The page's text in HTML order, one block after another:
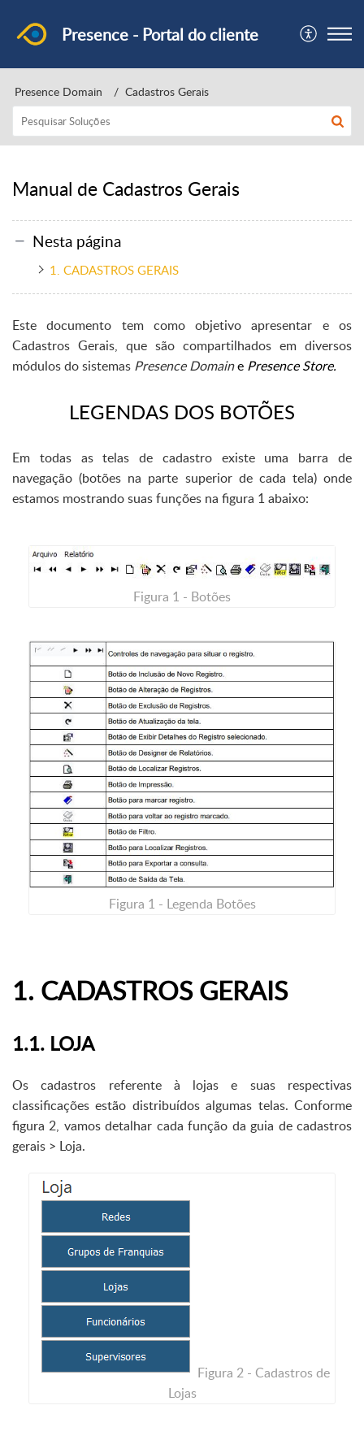
Presence - Portal do cliente
Presence Domain Cadastros Gerais
Manual de Cadastros Gerais
Nesta página
1. CADASTROS GERAIS
Este documento tem como objetivo apresentar e os
Cadastros Gerais, que são compartilhados em diversos
módulos do sistemas Presence Domaine Presence Store.
LEGENDAS DOS BOTÕES
Em todas as telas de cadastro existe uma barra de
navegação (botões na parte superior de cada tela) onde
estamos mostrando suas funções na figura 1 abaixo:
Figura 1 - Botões
Figura 1 - Legenda Botões
1. CADASTROS GERAIS
1.1. LOJA
Os cadastros referente à lojas e suas respectivas
classificações estão distribuídos algumas telas. Conforme
figura 2, vamos detalhar cada função da guia de cadastros
gerais > Loja.
Figura 2 - Cadastros de
Lojas